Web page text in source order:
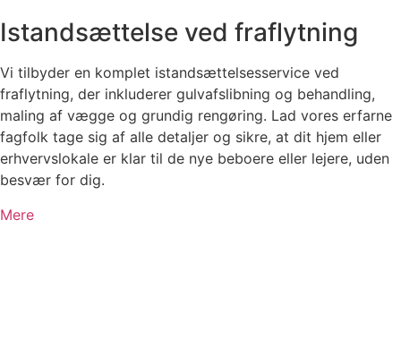
Istandsættelse ved fraflytning
Vi tilbyder en komplet istandsættelsesservice ved
fraflytning, der inkluderer gulvafslibning og behandling,
maling af vægge og grundig rengøring. Lad vores erfarne
fagfolk tage sig af alle detaljer og sikre, at dit hjem eller
erhvervslokale er klar til de nye beboere eller lejere, uden
besvær for dig.
Mere